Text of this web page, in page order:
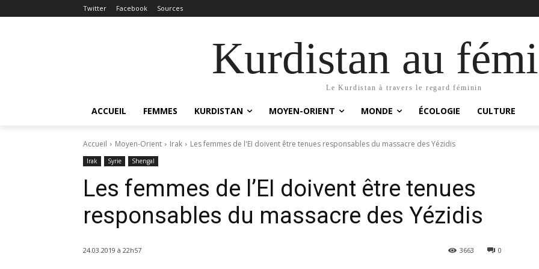
Twitter Facebook Sources
Kurdistan au
Le Kurdistan à travers le regard féminin
ACCUEIL FEMMES KURDISTAN MOYEN-ORIENT MONDE ÉCOLOGIE CULTURE
Accueil Moyen-Orient Irak Les femmes de l'EI doivent être tenues responsables du massacre des Yézidis
Irak Syrie Shengal
Les femmes de l’EI doivent être tenues
responsables du massacre des Yézidis
24.03.2019 à 22h57 0
3663